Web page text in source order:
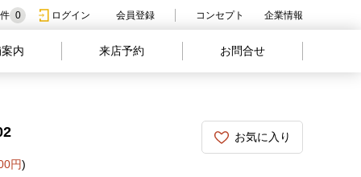
0 ログイン 会員登録 コンセプト 企業情報
内 来店予約 お問合せ
お気に入り
円)